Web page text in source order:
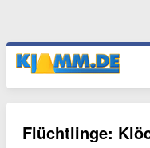
Flüchtlinge: